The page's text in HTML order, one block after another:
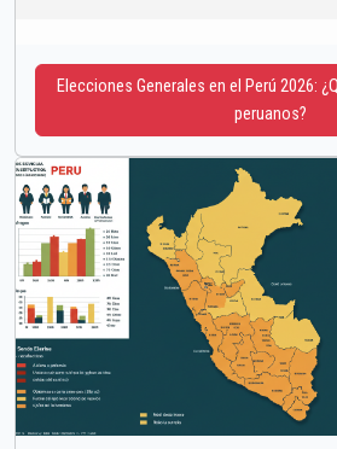
Elecciones Generales en el Perú 2026:
peruanos?